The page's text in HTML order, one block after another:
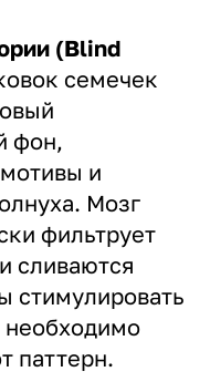
(Blind
семечек
фон,
и
Мозг
фильтрует
сливаются
стимулировать
необходимо
паттерн.